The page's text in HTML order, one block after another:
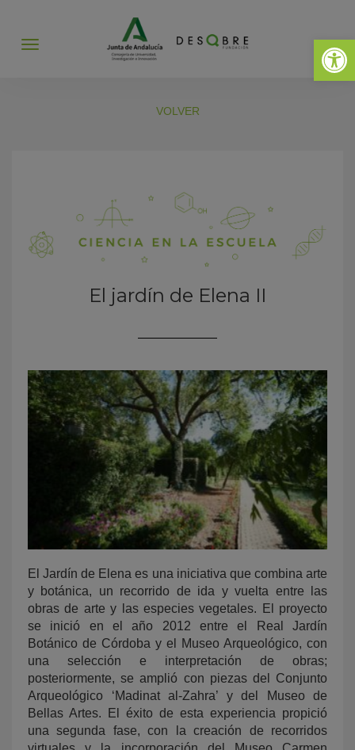
Abrir
Abrir
VOLVER
El jardín de Elena II
El Jardín de Elena es una iniciativa que combina arte
y botánica, un recorrido de ida y vuelta entre las
obras de arte y las especies vegetales. El proyecto
se inició en el año 2012 entre el Real Jardín
Botánico de Córdoba y el Museo Arqueológico, con
una selección e interpretación de obras;
posteriormente, se amplió con piezas del Conjunto
Arqueológico ‘Madinat al-Zahra’ y del Museo de
Bellas Artes. El éxito de esta experiencia propició
una segunda fase, con la creación de recorridos